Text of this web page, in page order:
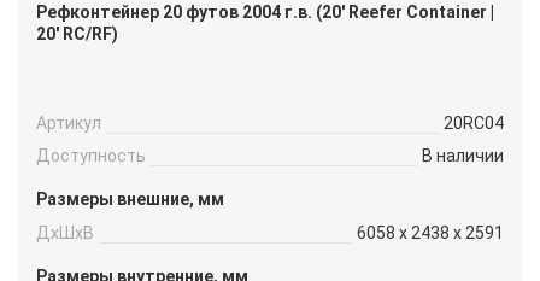
Рефконтейнер 20 футов 2004 г.в. (20′ Reefer Container |
20′ RC/RF)
Артикул
20RC04
Доступность
В наличии
Размеры внешние, мм
ДxШxВ
6058 x 2438 x 2591
Размеры внутренние, мм